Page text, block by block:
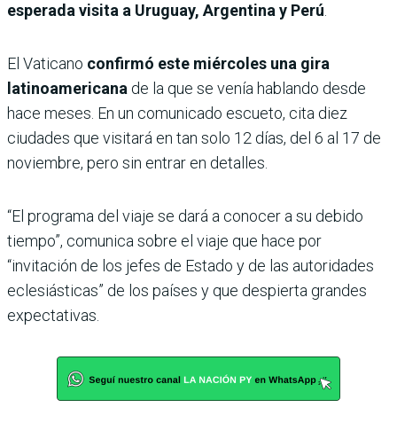
esperada visita a Uruguay, Argentina y Perú
El Vaticano confirmó este miércoles una gira
latinoamericana de la que se venía hablando desde
hace meses. En un comunicado escueto, cita diez
ciudades que visitará en tan solo 12 días, del 6 al 17 de
noviembre, pero sin entrar en detalles.
“El programa del viaje se dará a conocer a su debido
tiempo”, comunica sobre el viaje que hace por
“invitación de los jefes de Estado y de las autoridades
eclesiásticas” de los países y que despierta grandes
expectativas.